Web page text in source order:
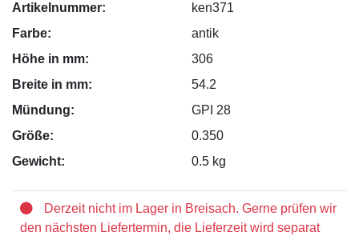
Artikelnummer:
ken371
Farbe:
antik
Höhe in mm:
306
Breite in mm:
54.2
Mündung:
GPI 28
Größe:
0.350
Gewicht:
0.5 kg
Derzeit nicht im Lager in Breisach. Gerne prüfen wir
den nächsten Liefertermin, die Lieferzeit wird separat